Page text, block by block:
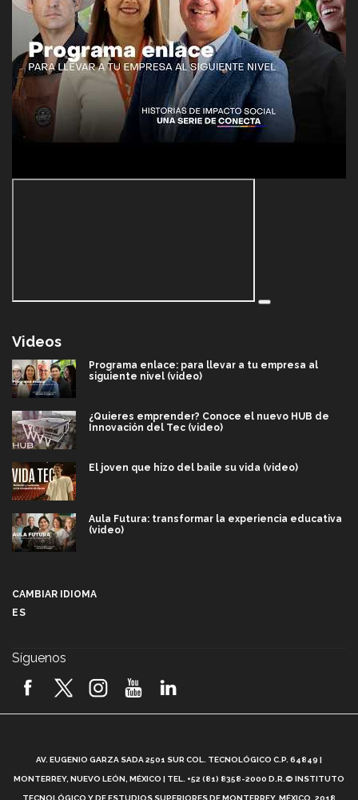
Videos
Programa enlace: para llevar a tu empresa al
siguiente nivel (video)
¿Quieres emprender? Conoce el nuevo HUB de
Innovación del Tec (video)
El joven que hizo del baile su vida (video)
Aula Futura: transformar la experiencia educativa
(video)
2026! (video)
¿Cómo es el Modelo Educativo Tec? (video)
CAMBIAR IDIOMA
ES
Síguenos
AV. EUGENIO GARZA SADA 2501 SUR COL. TECNOLÓGICO C.P. 64849 |
MONTERREY, NUEVO LEÓN, MÉXICO | TEL. +52 (81) 8358-2000 D.R.© INSTITUTO